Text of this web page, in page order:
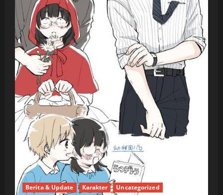
Berita & Update Karakter Uncategorized